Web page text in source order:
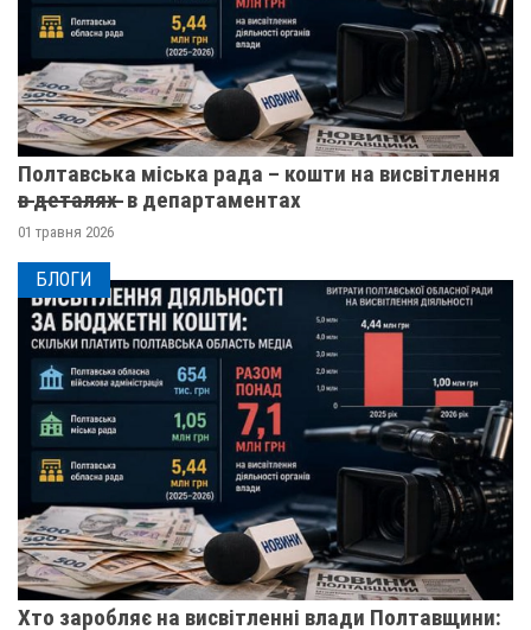
Полтавська міська рада – кошти на висвітлення
в̶ ̶д̶е̶т̶а̶л̶я̶х̶ ̶ в департаментах
01 травня 2026
БЛОГИ
Хто заробляє на висвітленні влади Полтавщини: